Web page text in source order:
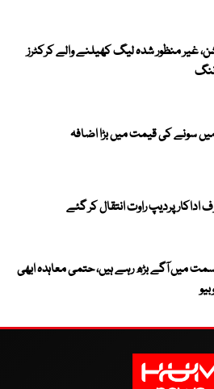
غیر منظور شدہ لیگ کھیلنے والے کرکٹرز
سونے کی قیمت میں بڑا اضافہ
اداکار پردیپ راوت انتقال کر گئے
میں آگے بڑھ رہے ہیں، حتمی معاہدہ ابھی